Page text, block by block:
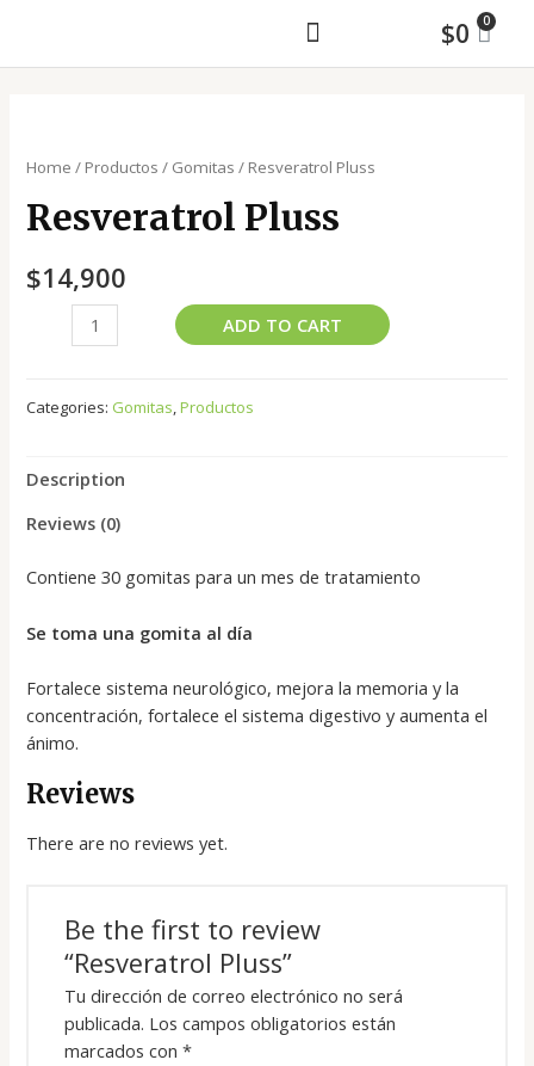
$0
Home / Productos / Gomitas / Resveratrol Pluss
Resveratrol Pluss
$14,900
ADD TO CART
Categories: Gomitas,Productos
Description
Reviews (0)
Contiene 30 gomitas para un mes de tratamiento
Se toma una gomita al día
Fortalece sistema neurológico, mejora la memoria y la
concentración, fortalece el sistema digestivo y aumenta el
ánimo.
Reviews
There are no reviews yet.
Be the first to review
“Resveratrol Pluss”
Tu dirección de correo electrónico no será
publicada. Los campos obligatorios están
marcados con *